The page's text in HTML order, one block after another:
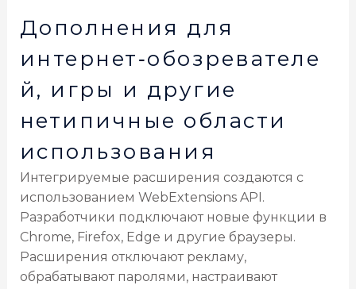
Дополнения для
интернет‑обозревателе
й, игры и другие
нетипичные области
использования
Интегрируемые расширения создаются с
использованием WebExtensions API.
Разработчики подключают новые функции в
Chrome, Firefox, Edge и другие браузеры.
Расширения отключают рекламу,
обрабатывают паролями, настраивают